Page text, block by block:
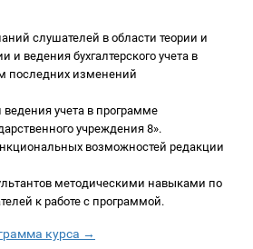
слушателей в области теории и
и ведения бухгалтерского учета в
последних изменений
учета в программе
учреждения 8».
возможностей редакции
методическими навыками по
к работе с программой.
курса →